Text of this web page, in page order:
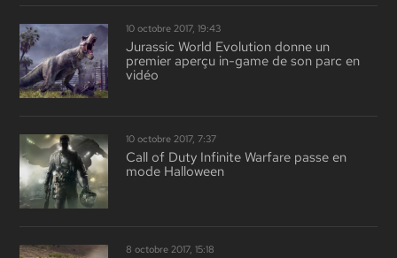
10 octobre 2017, 19:43
Jurassic World Evolution donne un
premier aperçu in-game de son parc en
vidéo
10 octobre 2017, 7:37
Call of Duty Infinite Warfare passe en
mode Halloween
8 octobre 2017, 15:18